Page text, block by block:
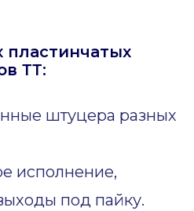
ТТ:
штуцера разных
исполнение,
под пайку.